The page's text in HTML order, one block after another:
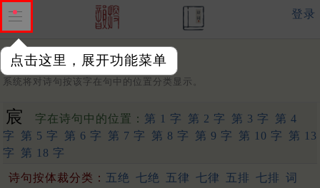
点击这里，展开功能菜单
登录
字：
系统将对诗句按该字在句中的位置分类显示。
宸 字在诗句中的位置： 第 1 字 第 2 字 第 3 字
第 4
字
第 5 字 第 6 字 第 7 字 第 8 字 第 9 字 第 10 字
第 13
字
第 18 字
诗句按体裁分类： 五绝 七绝 五律 七律 五排 七排 词